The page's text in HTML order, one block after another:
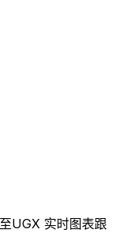
UGX 实时图表跟